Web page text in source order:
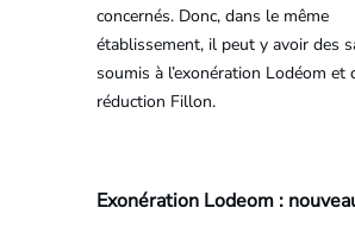
concernés. Donc, dans le même
établissement, il peut y avoir des
soumis à l’exonération Lodéom et
réduction Fillon.
Exonération Lodeom :